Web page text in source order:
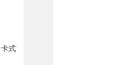
式